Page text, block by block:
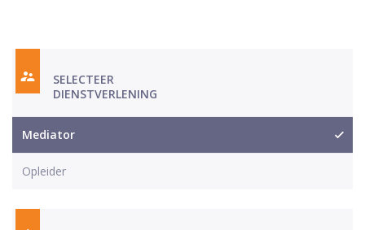
SELECTEER
DIENSTVERLENING
Mediator
Opleider